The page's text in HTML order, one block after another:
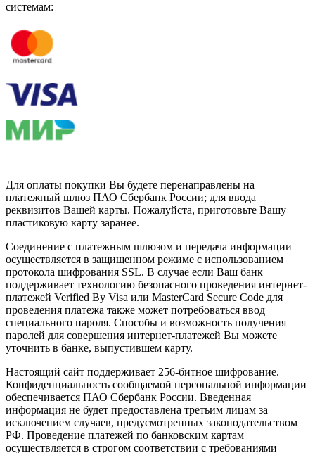
системам:
Для оплаты покупки Вы будете перенаправлены на
платежный шлюз ПАО Сбербанк России; для ввода
реквизитов Вашей карты. Пожалуйста, приготовьте Вашу
пластиковую карту заранее.
Соединение с платежным шлюзом и передача информации
осуществляется в защищенном режиме с использованием
протокола шифрования SSL. В случае если Ваш банк
поддерживает технологию безопасного проведения интернет-
платежей Verified By Visa или MasterCard Secure Code для
проведения платежа также может потребоваться ввод
специального пароля. Способы и возможность получения
паролей для совершения интернет-платежей Вы можете
уточнить в банке, выпустившем карту.
Настоящий сайт поддерживает 256-битное шифрование.
Конфиденциальность сообщаемой персональной информации
обеспечивается ПАО Сбербанк России. Введенная
информация не будет предоставлена третьим лицам за
исключением случаев, предусмотренных законодательством
РФ. Проведение платежей по банковским картам
осуществляется в строгом соответствии с требованиями